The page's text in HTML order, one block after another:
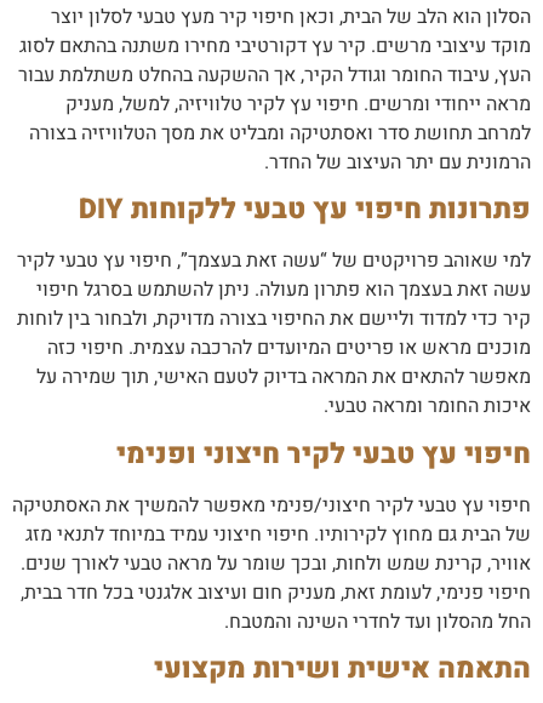
הסלון הוא הלב של הבית, וכאן חיפוי קיר מעץ טבעי לסלון יוצר
מוקד עיצובי מרשים. קיר עץ דקורטיבי מחירו משתנה בהתאם לסוג
העץ, עיבוד החומר וגודל הקיר, אך ההשקעה בהחלט משתלמת עבור
מראה ייחודי ומרשים. חיפוי עץ לקיר טלוויזיה, למשל, מעניק
למרחב תחושת סדר ואסתטיקה ומבליט את מסך הטלוויזיה בצורה
הרמונית עם יתר העיצוב של החדר.
פתרונות חיפוי עץ טבעי ללקוחות DIY
למי שאוהב פרויקטים של “עשה זאת בעצמך”, חיפוי עץ טבעי לקיר
עשה זאת בעצמך הוא פתרון מעולה. ניתן להשתמש בסרגל חיפוי
קיר כדי למדוד וליישם את החיפוי בצורה מדויקת, ולבחור בין לוחות
מוכנים מראש או פריטים המיועדים להרכבה עצמית. חיפוי כזה
מאפשר להתאים את המראה בדיוק לטעם האישי, תוך שמירה על
איכות החומר ומראה טבעי.
חיפוי עץ טבעי לקיר חיצוני ופנימי
חיפוי עץ טבעי לקיר חיצוני/פנימי מאפשר להמשיך את האסתטיקה
של הבית גם מחוץ לקירותיו. חיפוי חיצוני עמיד במיוחד לתנאי מזג
אוויר, קרינת שמש ולחות, ובכך שומר על מראה טבעי לאורך שנים.
חיפוי פנימי, לעומת זאת, מעניק חום ועיצוב אלגנטי בכל חדר בבית,
החל מהסלון ועד לחדרי השינה והמטבח.
התאמה אישית ושירות מקצועי